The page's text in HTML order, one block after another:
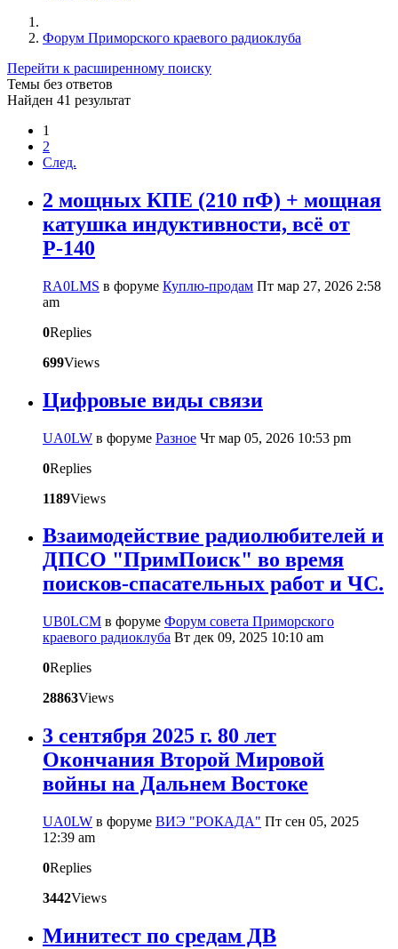
Форум Приморского краевого радиоклуба
Перейти к расширенному поиску
Темы без ответов
Найден 41 результат
1
2
След.
2 мощных КПЕ (210 пФ) + мощная
катушка индуктивности, всё от
Р-140
RA0LMS в форуме Куплю-продам Пт мар 27, 2026 2:58
am
0Replies
699Views
Цифровые виды связи
UA0LW в форуме Разное Чт мар 05, 2026 10:53 pm
0Replies
1189Views
Взаимодействие радиолюбителей и
ДПСО "ПримПоиск" во время
поисков-спасательных работ и ЧС.
UB0LCM в форуме Форум совета Приморского
краевого радиоклуба Вт дек 09, 2025 10:10 am
0Replies
28863Views
3 сентября 2025 г. 80 лет
Окончания Второй Мировой
войны на Дальнем Востоке
UA0LW в форуме ВИЭ "РОКАДА" Пт сен 05, 2025
12:39 am
0Replies
3442Views
Минитест по средам ДВ